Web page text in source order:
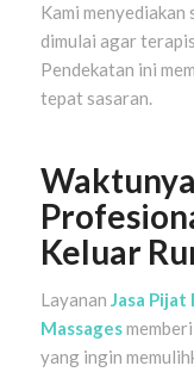
Kami
dimulai agar
Pendekatan ini
tepat sasaran.
Keluar
Layanan Jasa Pijat
Massagesmemberi
yang ingin